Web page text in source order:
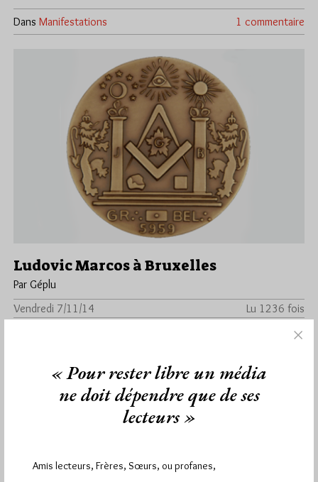
Dans Manifestations 1 commentaire
Ludovic Marcos à Bruxelles
Par Géplu
Vendredi 7/11/14
Lu 1236 fois
Manifestations 4 commentaires
« Pour rester libre un média
ne doit dépendre que de ses
lecteurs »
Amis lecteurs, Frères, Sœurs, ou profanes,